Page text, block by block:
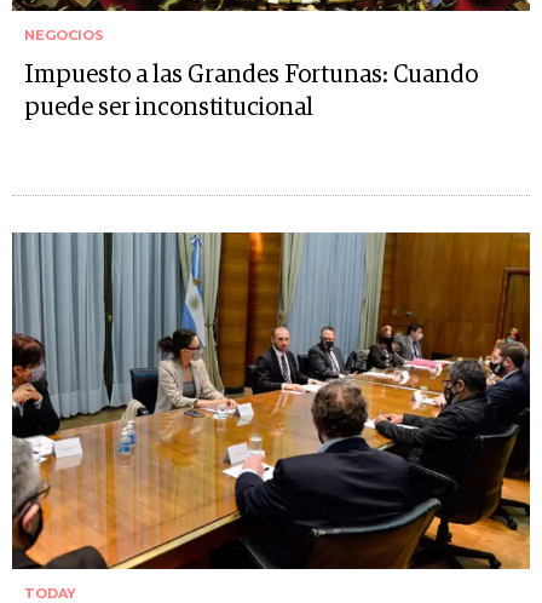
NEGOCIOS
Impuesto a las Grandes Fortunas: Cuando
puede ser inconstitucional
TODAY